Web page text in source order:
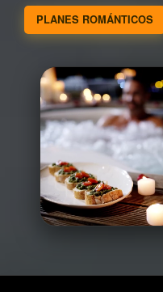
PLANES ROMÁNTICOS